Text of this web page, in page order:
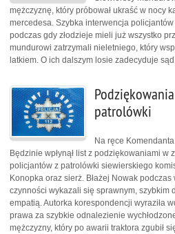
mężczyznę, który próbował ukraść w nocy
mercedesa. Szybka interwencja policjantów
podczas gdy złodzieje mieli już wszystko
mundurowi zatrzymali nieletniego, który
latkiem. O ich dalszym losie zadecyduje sąd.
patrolówki
Na ręce
Będzinie wpłynął list z podziękowaniami w
policjantów z patrolówki siewierskiego
Konopka oraz sierż. Błażej Nowak podczas
czynności wykazali się sprawnym, szybkim
empatią. Autorka korespondencji wyraziła
prawa za szybkie odnalezienie
mężczyzny, który po awarii traktora zgubił